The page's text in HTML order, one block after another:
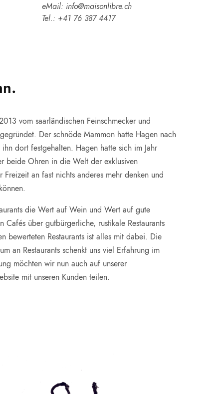
eMail: info@maisonlibre.ch
Tel.: +41 76 387 4417
vom saarländischen Feinschmecker und
Der schnöde Mammon hatte Hagen nach
dort festgehalten. Hagen hatte sich im Jahr
beide Ohren in die Welt der exklusiven
an fast nichts anderes mehr denken und
die Wert auf Wein und Wert auf gute
Cafés über gutbürgerliche, rustikale Restaurants
bewerteten Restaurants ist alles mit dabei. Die
an Restaurants schenkt uns viel Erfahrung im
möchten wir nun auch auf unserer
mit unseren Kunden teilen.